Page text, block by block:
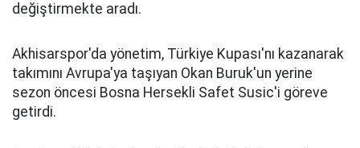
değiştirmekte aradı.
Akhisarspor'da yönetim, Türkiye Kupası'nı kazanarak
takımını Avrupa'ya taşıyan Okan Buruk'un yerine
sezon öncesi Bosna Hersekli Safet Susic'i göreve
getirdi.